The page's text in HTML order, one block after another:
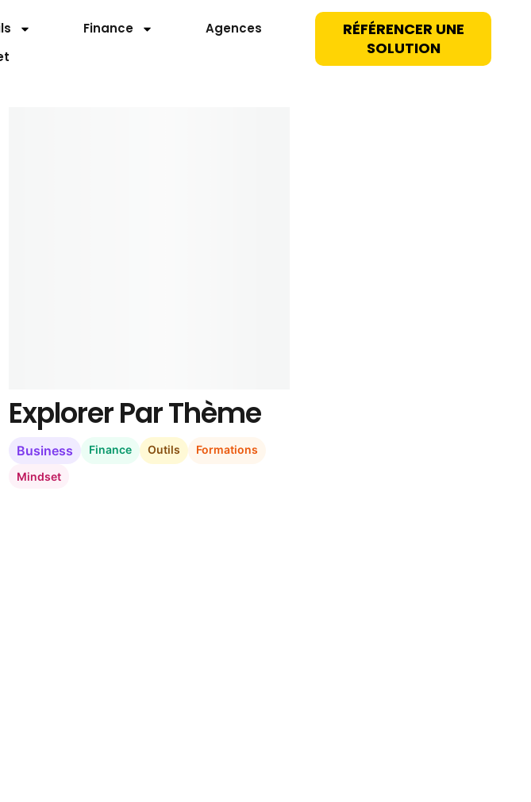
Finance
Agences
RÉFÉRENCER UNE
SOLUTION
Explorer Par Thème
Business Finance Outils
Formations
Mindset